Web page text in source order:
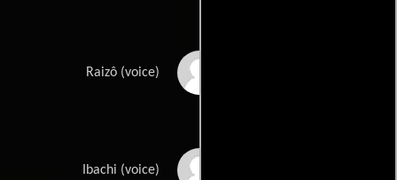
Raizô (voice)
Ibachi (voice)